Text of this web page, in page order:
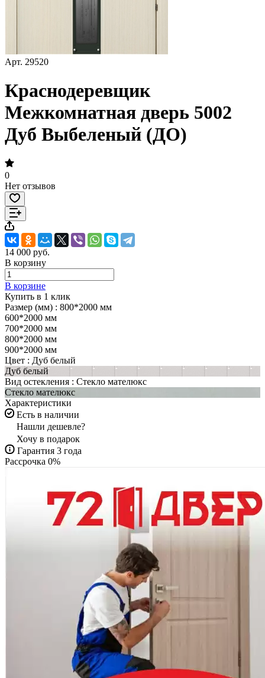
Арт. 29520
Краснодеревщик
Межкомнатная дверь 5002
Дуб Выбеленый (ДО)
0
Нет отзывов
14 000 руб.
В корзину
В корзине
Купить в 1 клик
Размер (мм) : 800*2000 мм
600*2000 мм
700*2000 мм
800*2000 мм
900*2000 мм
Цвет : Дуб белый
Дуб белый
Вид остекления : Стекло мателюкс
Стекло мателюкс
Характеристики
Есть в наличии
Нашли дешевле?
Хочу в подарок
Гарантия 3 года
Рассрочка 0%